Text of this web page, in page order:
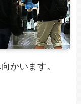
かいます。